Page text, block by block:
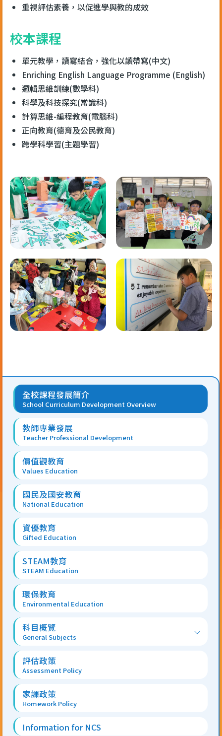
重視評估素養，以促進學與教的成效
校本課程
單元教學，讀寫結合，強化以讀帶寫(中文)
Enriching English Language Programme (English)
邏輯思維訓練(數學科)
科學及科技探究(常識科)
計算思維-編程教育(電腦科)
正向教育(德育及公民教育)
跨學科學習(主題學習)
Main
navigation
全校課程發展簡介
School Curriculum Development Overview
教師專業發展
Teacher Professional Development
價值觀教育
Values Education
國民及國安教育
National Education
資優教育
Gifted Education
STEAM教育
STEAM Education
環保教育
Environmental Education
科目概覽
General Subjects
評估政策
Assessment Policy
家課政策
Homework Policy
Information for NCS